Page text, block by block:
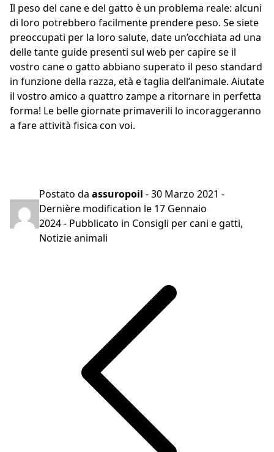
Il peso del cane e del gatto è un problema reale: alcuni
di loro potrebbero facilmente prendere peso. Se siete
preoccupati per la loro salute, date un’occhiata ad una
delle tante guide presenti sul web per capire se il
vostro cane o gatto abbiano superato il peso standard
in funzione della razza, età e taglia dell’animale. Aiutate
il vostro amico a quattro zampe a ritornare in perfetta
forma! Le belle giornate primaverili lo incoraggeranno
a fare attività fisica con voi.
Postato da assuropoil -30 Marzo 2021 -
Dernière modification le 17 Gennaio
2024- Pubblicato in Consigli per cani e gatti,
Notizie animali